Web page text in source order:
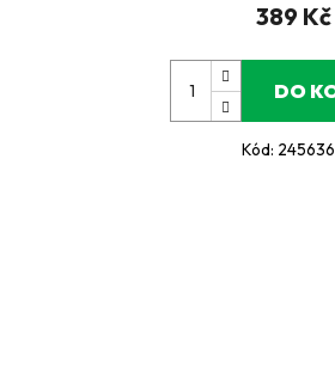
389 Kč
DO
Kód: